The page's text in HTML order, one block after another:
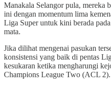
Manakala Selangor pula, mereka
ini dengan momentum lima
Liga Super untuk kini berada
mata.
Jika dilihat mengenai pasukan
konsistensi yang baik di pentas
kesukaran ketika mengharungi
Champions League Two (ACL 2).